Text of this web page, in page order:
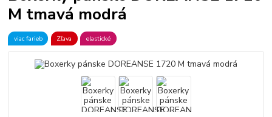
M tmavá modrá
viac farieb Zľava elastické